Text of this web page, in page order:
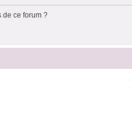
de ce forum ?